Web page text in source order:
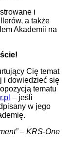
i
a także
Akademii na
Cię temat
i dowiedzieć się
tematu
– jeśli
w jego
– KRS-One